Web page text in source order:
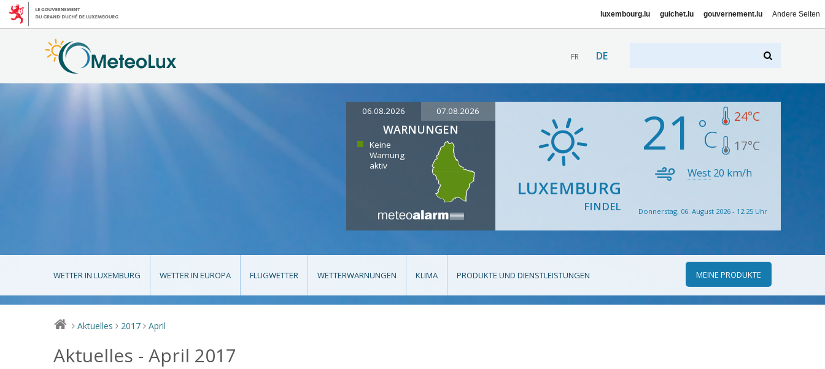
luxembourg.lu guichet.lu gouvernement.lu Andere Seiten
FR DE
06.08.2026 07.08.2026
WARNUNGEN
Keine
Warnung
aktiv
LUXEMBURG
FINDEL
21 24°C
17°C
West 20 km/h
Donnerstag, 06. August 2026 - 12:25 Uhr
WETTER IN LUXEMBURG WETTER IN EUROPA FLUGWETTER WETTERWARNUNGEN KLIMA PRODUKTE UND DIENSTLEISTUNGEN MEINE PRODUKTE
> Aktuelles > 2017 > April
Aktuelles - April 2017